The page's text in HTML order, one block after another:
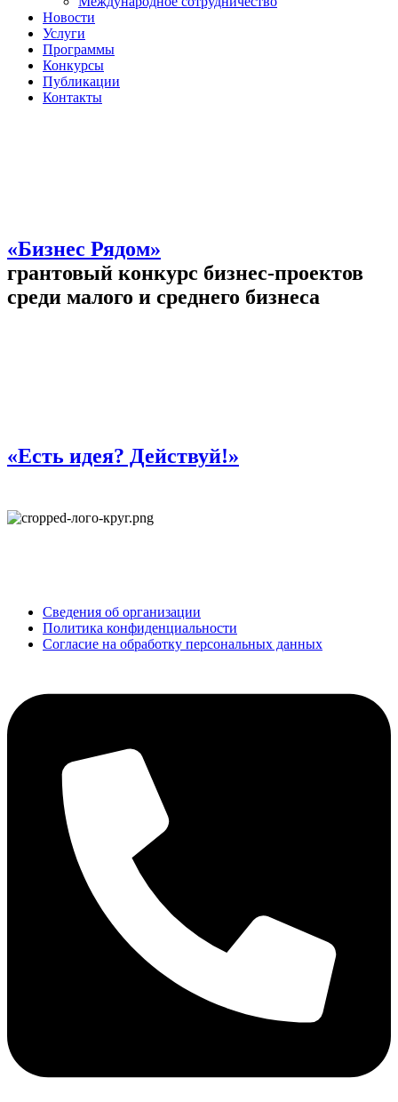
Новости
Услуги
Программы
Конкурсы
Публикации
Контакты
«Бизнес Рядом»
грантовый конкурс бизнес-проектов
среди малого и среднего бизнеса
«Есть идея? Действуй!»
Сведения об организации
Политика конфиденциальности
Согласие на обработку персональных данных